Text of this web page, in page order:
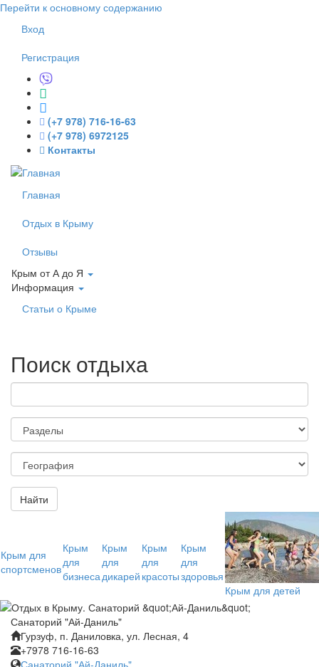
Перейти к основному содержанию
Вход
Регистрация
(+7 978) 716-16-63
(+7 978) 6972125
Контакты
Главная
Отдых в Крыму
Отзывы
Крым от А до Я
Информация
Статьи о Крыме
Поиск отдыха
Найти
Крым для
спортсменов
Крым
для
бизнеса
Крым
для
дикарей
Крым
для
красоты
Крым
для
здоровья
Крым для детей
Санаторий "Ай-Даниль"
Гурзуф, п. Даниловка, ул. Лесная, 4
+7978 716-16-63
Санаторий "Ай-Даниль"